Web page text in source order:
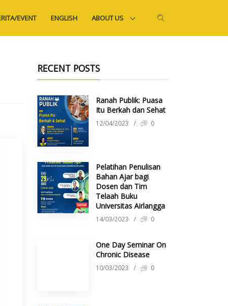
EVENT ENGLISH ABOUT US
RECENT POSTS
Ranah Publik: Puasa
Itu Berkah dan Sehat
12/04/2023 / 0
Pelatihan Penulisan
Bahan Ajar bagi
Dosen dan Tim
Telaah Buku
Universitas Airlangga
14/03/2023 / 0
One Day Seminar On
Chronic Disease
10/03/2023 / 0